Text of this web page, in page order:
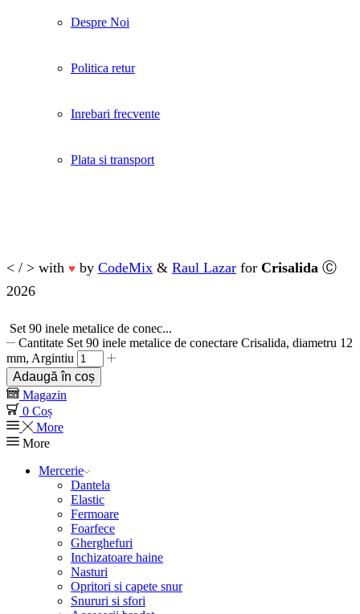
Despre Noi
Politica retur
Inrebari frecvente
Plata si transport
< / > with ♥ by CodeMix & Raul Lazar for Crisalida Ⓒ
2026
Set 90 inele metalice de conec...
Cantitate Set 90 inele metalice de conectare Crisalida, diametru 12
mm, Argintiu
Adaugă în coș
Magazin
0 Coș
More
More
Mercerie
Dantela
Elastic
Fermoare
Foarfece
Gherghefuri
Inchizatoare haine
Nasturi
Opritori si capete snur
Snururi si sfori